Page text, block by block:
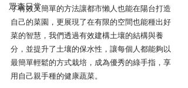
眾森日常
了有效又簡單的方法讓都市懶人也能在陽台打造
自己的菜園，更展現了在有限的空間也能種出好
菜的智慧，我們透過有效建構土壤的結構與養
分，並提升了土壤的保水性，讓每個人都能夠以
最簡單輕鬆的方式栽培，成為優秀的綠手指，享
用自己親手種的健康蔬菜。